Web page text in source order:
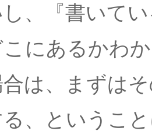
、『書いて
こにあるかわ
合は、まずは
、というこ